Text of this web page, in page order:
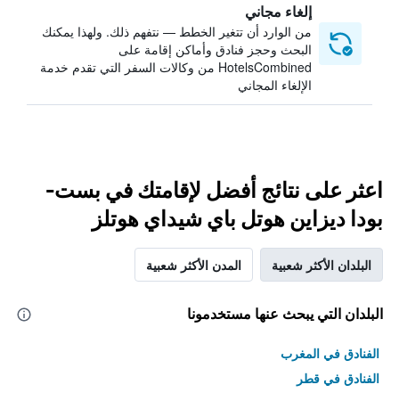
إلغاء مجاني
من الوارد أن تتغير الخطط — نتفهم ذلك. ولهذا يمكنك
البحث وحجز فنادق وأماكن إقامة على
HotelsCombined من وكالات السفر التي تقدم خدمة
الإلغاء المجاني
اعثر على نتائج أفضل لإقامتك في بست-
بودا ديزاين هوتل باي شيداي هوتلز
البلدان الأكثر شعبية المدن الأكثر شعبية
البلدان التي يبحث عنها مستخدمونا
الفنادق في المغرب
الفنادق في قطر